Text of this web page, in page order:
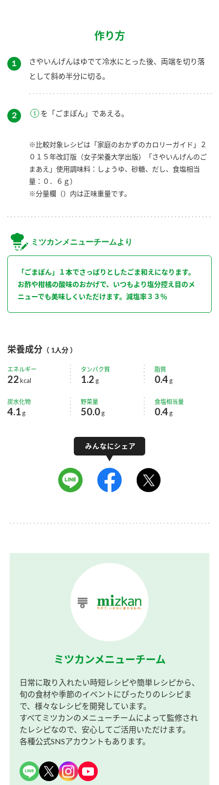
作り方
１
さやいんげんはゆでて冷水にとった後、両端を切り落
として斜め半分に切る。
２ を「ごまぽん」であえる。
※比較対象レシピは「家庭のおかずのカロリーガイド」２
０１５年改訂版（女子栄養大学出版）「さやいんげんのご
まあえ」使用調味料：しょうゆ、砂糖、だし、食塩相当
量：０．６ｇ）
※分量欄（）内は正味重量です。
ミツカンメニューチームより
「ごまぽん」１本でさっぱりとしたごま和えになります。
お酢や柑橘の酸味のおかげで、いつもより塩分控え目のメ
ニューでも美味しくいただけます。減塩率３３％
栄養成分 （ 1人分 ）
エネルギー
22kcal
タンパク質
1.2 g
脂質
0.4 g
炭水化物
4.1 g
野菜量
50.0g
食塩相当量
0.4 g
ミツカンメニューチーム
日常に取り入れたい時短レシピや簡単レシピから、
旬の食材や季節のイベントにぴったりのレシピま
で、様々なレシピを開発しています。
すべてミツカンのメニューチームによって監修され
たレシピなので、安心してご活用いただけます。
各種公式SNSアカウントもあります。